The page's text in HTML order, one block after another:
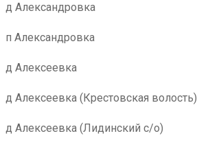
д Александровка
п Александровка
д Алексеевка
д Алексеевка (Крестовская волость)
д Алексеевка (Лидинский с/о)